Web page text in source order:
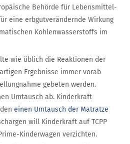
Behörde für Lebens­mittel­
eine erbgutver­ändernde Wirkung
Kohlen­wasser­stoffs im
wie üblich die Reaktionen der
Ergebnisse immer vorab
gebeten werden.
Umtausch ab. Kinder­kraft
einen Umtausch der Matratze
will Kinderkraft auf TCPP
Kinderwagen verzichten.